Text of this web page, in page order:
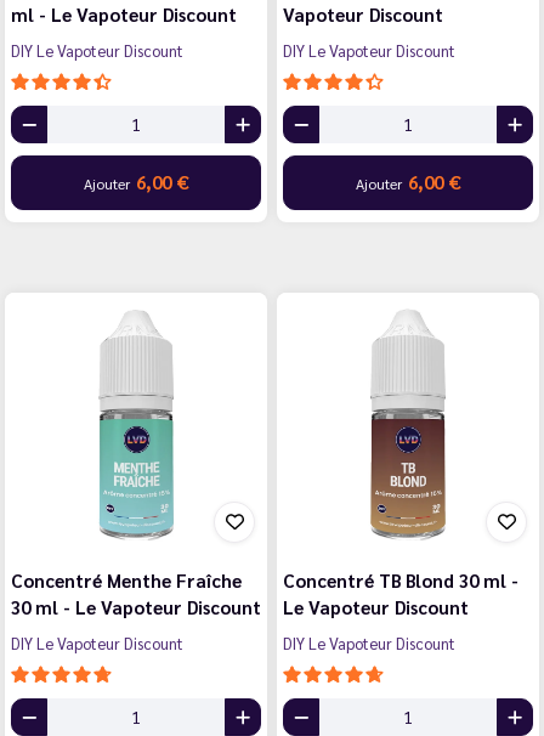
ml - Le Vapoteur Discount
DIY Le Vapoteur Discount
Ajouter 6,00 €
Vapoteur Discount
DIY Le Vapoteur Discount
Ajouter 6,00 €
Concentré Menthe Fraîche
30 ml - Le Vapoteur Discount
DIY Le Vapoteur Discount
Concentré TB Blond 30 ml -
Le Vapoteur Discount
DIY Le Vapoteur Discount